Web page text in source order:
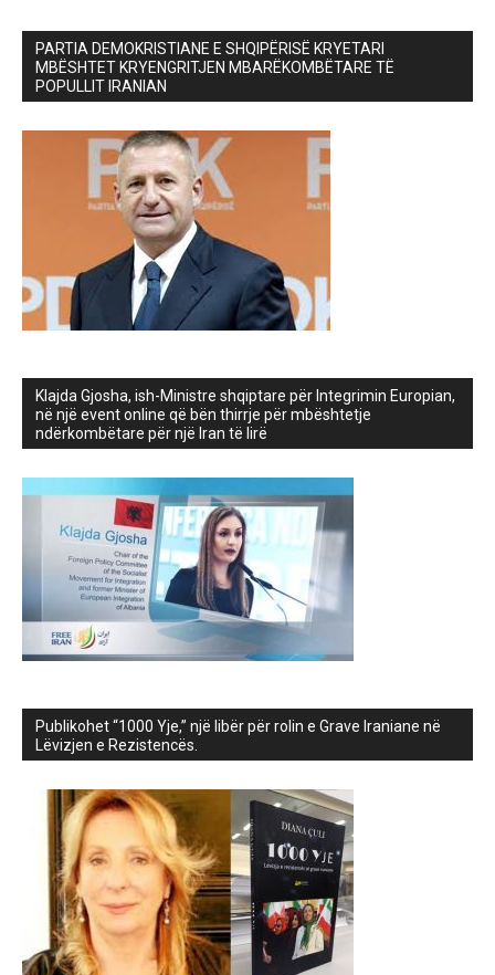
PARTIA DEMOKRISTIANE E SHQIPËRISË KRYETARI
MBËSHTET KRYENGRITJEN MBARËKOMBËTARE TË
POPULLIT IRANIAN
Klajda Gjosha, ish-Ministre shqiptare për Integrimin Europian,
në një event online që bën thirrje për mbështetje
ndërkombëtare për një Iran të lirë
Publikohet “1000 Yje,” një libër për rolin e Grave Iraniane në
Lëvizjen e Rezistencës.